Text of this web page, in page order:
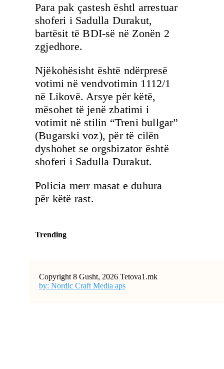
Para pak çastesh ështl arrestuar
shoferi i Sadulla Durakut,
bartësit të BDI-së në Zonën 2
zgjedhore.
Njëkohësisht është ndërpresë
votimi në vendvotimin 1112/1
në Likovë. Arsye për këtë,
mësohet të jenë zbatimi i
votimit në stilin “Treni bullgar”
(Bugarski voz), për të cilën
dyshohet se orgsbizator është
shoferi i Sadulla Durakut.
Policia merr masat e duhura
për këtë rast.
Trending
Copyright 8 Gusht, 2026 Tetova1.mk
by: Nordic Craft Media aps